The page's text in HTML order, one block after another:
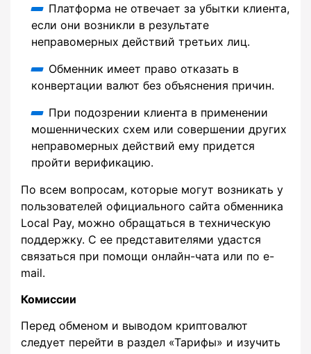
Платформа не отвечает за убытки клиента,
если они возникли в результате
неправомерных действий третьих лиц.
Обменник имеет право отказать в
конвертации валют без объяснения причин.
При подозрении клиента в применении
мошеннических схем или совершении других
неправомерных действий ему придется
пройти верификацию.
По всем вопросам, которые могут возникать у
пользователей официального сайта обменника
Local Pay, можно обращаться в техническую
поддержку. С ее представителями удастся
связаться при помощи онлайн-чата или по e-
mail.
Комиссии
Перед обменом и выводом криптовалют
следует перейти в раздел «Тарифы» и изучить